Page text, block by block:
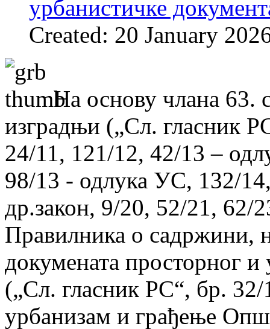
урбанистичке
Created: 20 January
На основу члана 63.
изградњи („Сл. гласник
24/11, 121/12, 42/13 –
98/13 - одлука УС, 132/
др.закон, 9/20, 52/21, 62/
Правилника о садржини,
докумената просторног
(„Сл. гласник РС“, бр.
урбанизам и грађење